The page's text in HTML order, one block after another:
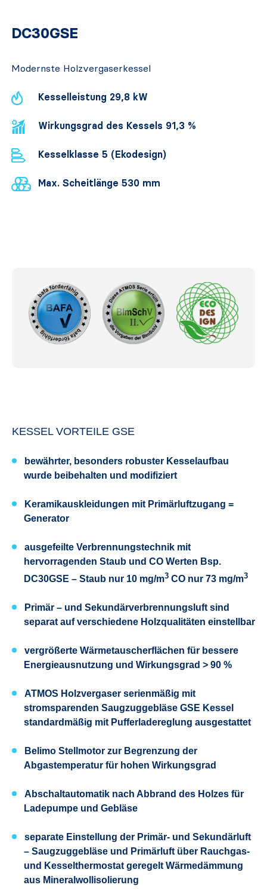
DC30GSE
Modernste Holzvergaserkessel
Kesselleistung 29,8 kW
Wirkungsgrad des Kessels 91,3 %
Kesselklasse 5 (Ekodesign)
Max. Scheitlänge 530 mm
KESSEL VORTEILE GSE
bewährter, besonders robuster Kesselaufbau
wurde beibehalten und modifiziert
Keramikauskleidungen mit Primärluftzugang =
Generator
ausgefeilte Verbrennungstechnik mit
hervorragenden Staub und CO Werten Bsp.
DC30GSE – Staub nur 10 mg/m3 CO nur 73 mg/m3
Primär – und Sekundärverbrennungsluft sind
separat auf verschiedene Holzqualitäten einstellbar
vergrößerte Wärmetauscherflächen für bessere
Energieausnutzung und Wirkungsgrad > 90 %
ATMOS Holzvergaser serienmäßig mit
stromsparenden Saugzuggebläse GSE Kessel
standardmäßig mit Pufferladereglung ausgestattet
Belimo Stellmotor zur Begrenzung der
Abgastemperatur für hohen Wirkungsgrad
Abschaltautomatik nach Abbrand des Holzes für
Ladepumpe und Gebläse
separate Einstellung der Primär- und Sekundärluft
– Saugzuggebläse und Primärluft über Rauchgas-
und Kesselthermostat geregelt Wärmedämmung
aus Mineralwollisolierung